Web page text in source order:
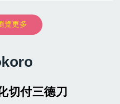
899
覽更多
切付三德刀